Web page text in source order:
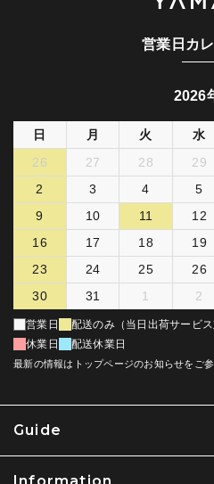
Guide
Information
営業日カ
2026
日 月 火 水
26
27 28 29
2
3 4 5
9
10 11 12
16
17 18 19
23
24 25 26
30
31 1 2
営業日
配送のみ（当日出荷サービス
休業日
配送休業日
最新の情報はトップページのお知らせをご参